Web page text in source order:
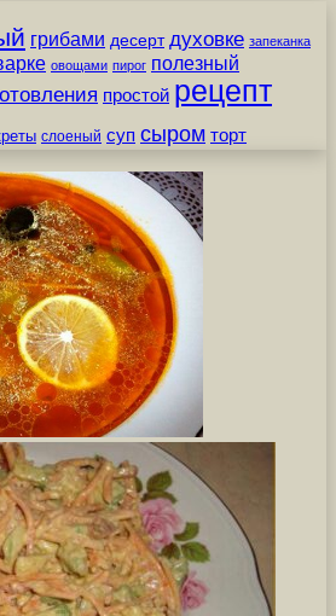
грибами десерт духовке запеканка
овощами пирог полезный
простой рецепт
слоеный суп сыром торт